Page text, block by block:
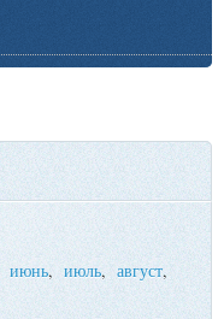
июнь, июль,август,